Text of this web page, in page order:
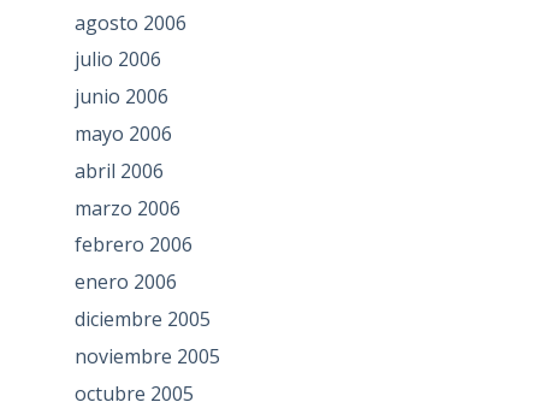
agosto 2006
julio 2006
junio 2006
mayo 2006
abril 2006
marzo 2006
febrero 2006
enero 2006
diciembre 2005
noviembre 2005
octubre 2005